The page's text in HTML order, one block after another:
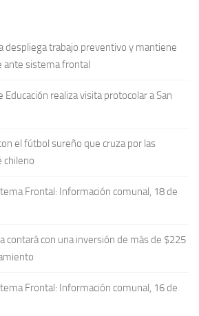
despliega trabajo preventivo y mantiene
sistema frontal
Educación realiza visita protocolar a San
el fútbol sureño que cruza por las
chileno
Frontal: Información comunal, 18 de
contará con una inversión de más de $225
Frontal: Información comunal, 16 de